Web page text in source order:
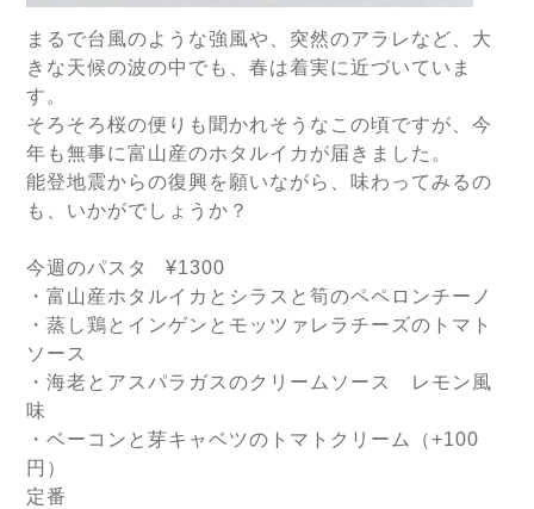
まるで台風のような強風や、突然のアラレなど、大
きな天候の波の中でも、春は着実に近づいていま
す。
そろそろ桜の便りも聞かれそうなこの頃ですが、今
年も無事に富山産のホタルイカが届きました。
能登地震からの復興を願いながら、味わってみるの
も、いかがでしょうか？
今週のパスタ
¥1300
・富山産ホタルイカとシラスと筍のペペロンチーノ
・蒸し鶏とインゲンとモッツァレラチーズのトマト
ソース
・海老とアスパラガスのクリームソース レモン風
味
・ベーコンと芽キャベツのトマトクリーム（+100
円）
定番